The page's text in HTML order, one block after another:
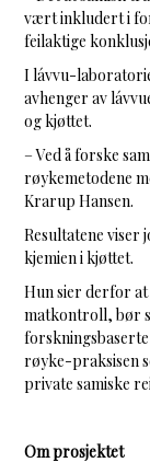
vært inkludert i
feilaktige
I lávvu-
avhenger av
og kjøttet.
– Ved å forske
røykemetodene
Krarup Hansen.
Resultatene viser
kjemien i kjøttet.
Hun sier derfor
matkontroll, bør
røyke-praksisen
private samiske
Om prosjektet